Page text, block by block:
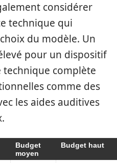
considérer
technique qui
du modèle. Un
pour un dispositif
technique complète
comme des
les aides auditives
Budget
moyen
Budget haut